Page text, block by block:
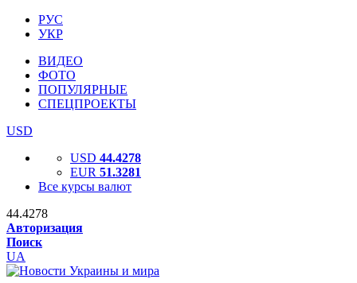
РУС
УКР
ВИДЕО
ФОТО
ПОПУЛЯРНЫЕ
СПЕЦПРОЕКТЫ
USD
USD 44.4278
EUR 51.3281
Все курсы валют
44.4278
Авторизация
Поиск
UA